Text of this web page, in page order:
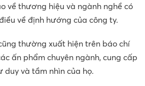
về thương hiệu và ngành nghề có
về định hướng của công ty.
thường xuất hiện trên báo chí
ấn phẩm chuyên ngành, cung cấp
duy và tầm nhìn của họ.